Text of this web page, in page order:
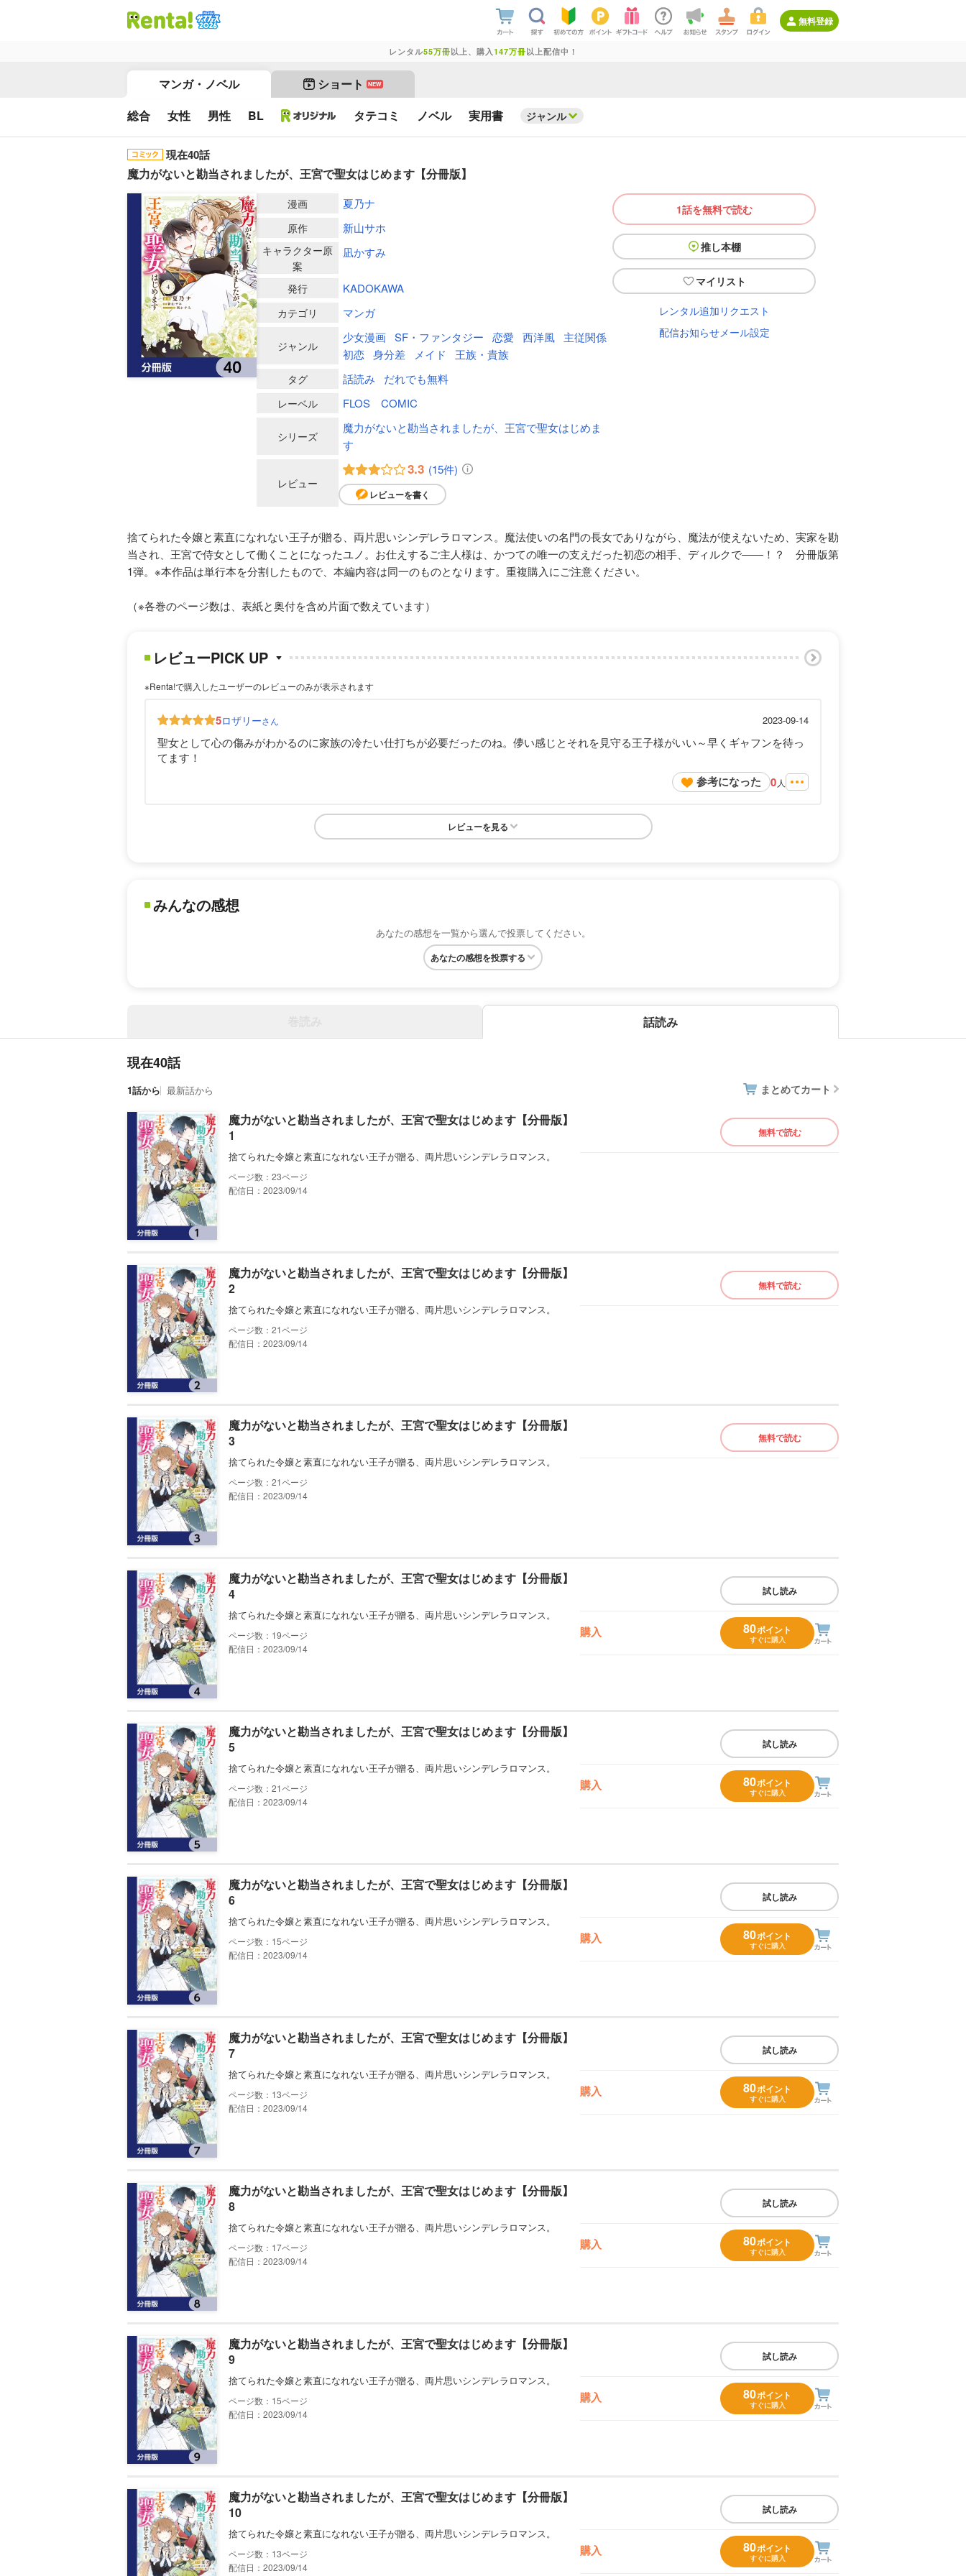
無料登録
レンタル55万冊以上、購入 147万冊以上配信中！
マンガ・ノベル ショート NEW
総合 女性 男性 BL タテコミ ノベル 実用書 ジャンル
現在40話
魔力がないと勘当されましたが、王宮で聖女はじめます【分冊版】
1話を無料で読む
推し本棚
マイリスト
レンタル追加リクエスト
配信お知らせメール設定
漫画 夏乃ナ
原作 新山サホ
キャラクター原
案
凪かすみ
発行 KADOKAWA
カテゴリ マンガ
ジャンル
少女漫画 SF・ファンタジー 恋愛 西洋風
主従関係
初恋 身分差 メイド 王族・貴族
タグ 話読み だれでも無料
レーベル FLOS COMIC
シリーズ
魔力がないと勘当されましたが、王宮で聖女はじめま
す
レビュー
3.3 (15件)
レビューを書く
捨てられた令嬢と素直になれない王子が贈る、両片思いシンデレラロマンス。魔法使いの名門の長女でありながら、魔法が使えないため、実家を勘
当され、王宮で侍女として働くことになったユノ。お仕えするご主人様は、かつての唯一の支えだった初恋の相手、ディルクで――！？ 分冊版第
1弾。※本作品は単行本を分割したもので、本編内容は同一のものとなります。重複購入にご注意ください。
（※各巻のページ数は、表紙と奥付を含め片面で数えています）
レビューPICK UP
※Renta!で購入したユーザーのレビューのみが表示されます
5ロザリーさん 2023-09-14
聖女として心の傷みがわかるのに家族の冷たい仕打ちが必要だったのね。儚い感じとそれを見守る王子様がいい～早くギャフンを待っ
てます！
参考になった 0 人
レビューを見る
みんなの感想
あなたの感想を一覧から選んで投票してください。
あなたの感想を投票する
話読み
現在40話
1話から 最新話から まとめてカート
魔力がないと勘当されましたが、王宮で聖女はじめます【分冊版】
1
捨てられた令嬢と素直になれない王子が贈る、両片思いシンデレラロマンス。
23
配信日：2023/09/14
無料で読む
魔力がないと勘当されましたが、王宮で聖女はじめます【分冊版】
2
捨てられた令嬢と素直になれない王子が贈る、両片思いシンデレラロマンス。
21
配信日：2023/09/14
無料で読む
魔力がないと勘当されましたが、王宮で聖女はじめます【分冊版】
3
捨てられた令嬢と素直になれない王子が贈る、両片思いシンデレラロマンス。
21
配信日：2023/09/14
無料で読む
魔力がないと勘当されましたが、王宮で聖女はじめます【分冊版】
4
捨てられた令嬢と素直になれない王子が贈る、両片思いシンデレラロマンス。
19
配信日：2023/09/14
試し読み
購入 80ポイント
すぐに購入
魔力がないと勘当されましたが、王宮で聖女はじめます【分冊版】
5
捨てられた令嬢と素直になれない王子が贈る、両片思いシンデレラロマンス。
21
配信日：2023/09/14
試し読み
購入 80ポイント
すぐに購入
魔力がないと勘当されましたが、王宮で聖女はじめます【分冊版】
6
捨てられた令嬢と素直になれない王子が贈る、両片思いシンデレラロマンス。
15
配信日：2023/09/14
試し読み
購入 80ポイント
すぐに購入
魔力がないと勘当されましたが、王宮で聖女はじめます【分冊版】
7
捨てられた令嬢と素直になれない王子が贈る、両片思いシンデレラロマンス。
13
配信日：2023/09/14
試し読み
購入 80ポイント
すぐに購入
魔力がないと勘当されましたが、王宮で聖女はじめます【分冊版】
8
捨てられた令嬢と素直になれない王子が贈る、両片思いシンデレラロマンス。
17
配信日：2023/09/14
試し読み
購入 80ポイント
すぐに購入
魔力がないと勘当されましたが、王宮で聖女はじめます【分冊版】
9
捨てられた令嬢と素直になれない王子が贈る、両片思いシンデレラロマンス。
15
配信日：2023/09/14
試し読み
購入 80ポイント
すぐに購入
魔力がないと勘当されましたが、王宮で聖女はじめます【分冊版】
10
捨てられた令嬢と素直になれない王子が贈る、両片思いシンデレラロマンス。
13
配信日：2023/09/14
試し読み
購入 80ポイント
すぐに購入